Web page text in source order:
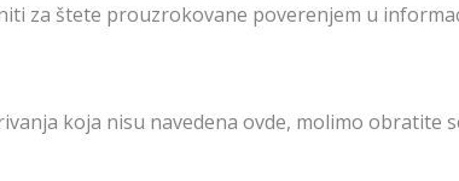
za štete prouzrokovane poverenjem u
koja nisu navedena ovde, molimo obratite